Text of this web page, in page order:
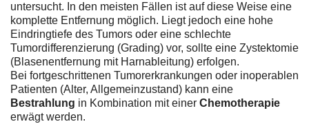
untersucht. In den meisten Fällen ist auf diese Weise eine
komplette Entfernung möglich. Liegt jedoch eine hohe
Eindringtiefe des Tumors oder eine schlechte
Tumordifferenzierung (Grading) vor, sollte eine Zystektomie
(Blasenentfernung mit Harnableitung) erfolgen.
Bei fortgeschrittenen Tumorerkrankungen oder inoperablen
Patienten (Alter, Allgemeinzustand) kann eine
Bestrahlung in Kombination mit einer Chemotherapie
erwägt werden.